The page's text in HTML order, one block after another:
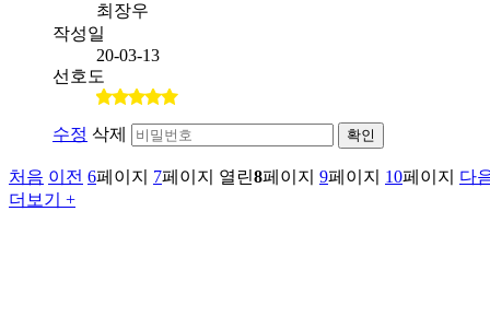
최장우
작성일
20-03-13
선호도
수정 삭제 확인
처음 이전 6페이지 7페이지 열린8페이지 9페이지 10페이지
다
더보기 +